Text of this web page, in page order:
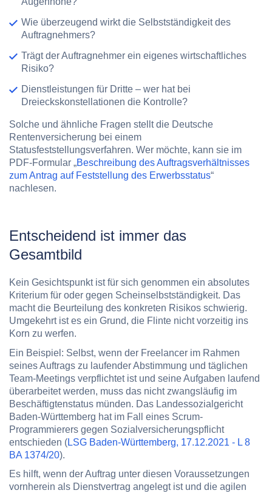
Wie überzeugend wirkt die Selbstständigkeit des
Auftragnehmers?
Trägt der Auftragnehmer ein eigenes wirtschaftliches
Risiko?
Dienstleistungen für Dritte – wer hat bei
Dreieckskonstellationen die Kontrolle?
Solche und ähnliche Fragen stellt die Deutsche
Rentenversicherung bei einem
Statusfeststellungsverfahren. Wer möchte, kann sie im
PDF-Formular „Beschreibung des Auftragsverhältnisses
zum Antrag auf Feststellung des Erwerbsstatus“
nachlesen.
Entscheidend ist immer das
Gesamtbild
Kein Gesichtspunkt ist für sich genommen ein absolutes
Kriterium für oder gegen Scheinselbstständigkeit. Das
macht die Beurteilung des konkreten Risikos schwierig.
Umgekehrt ist es ein Grund, die Flinte nicht vorzeitig ins
Korn zu werfen.
Ein Beispiel: Selbst, wenn der Freelancer im Rahmen
seines Auftrags zu laufender Abstimmung und täglichen
Team-Meetings verpflichtet ist und seine Aufgaben laufend
überarbeitet werden, muss das nicht zwangsläufig im
Beschäftigtenstatus münden. Das Landessozialgericht
Baden-Württemberg hat im Fall eines Scrum-
Programmierers gegen Sozialversicherungspflicht
entschieden (LSG Baden-Württemberg, 17.12.2021 - L 8
BA 1374/20).
Es hilft, wenn der Auftrag unter diesen Voraussetzungen
vornherein als Dienstvertrag angelegt ist und die agilen